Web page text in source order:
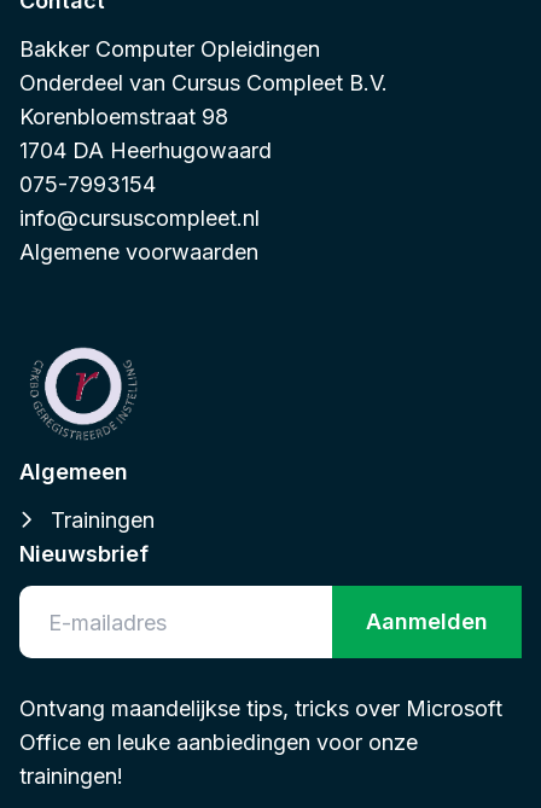
Bakker Computer Opleidingen
Onderdeel van Cursus Compleet B.V.
Korenbloemstraat 98
1704 DA Heerhugowaard
075-7993154
info@cursuscompleet.nl
Algemene voorwaarden
Algemeen
Trainingen
Nieuwsbrief
Aanmelden
Ontvang maandelijkse tips, tricks over Microsoft
Office en leuke aanbiedingen voor onze
trainingen!